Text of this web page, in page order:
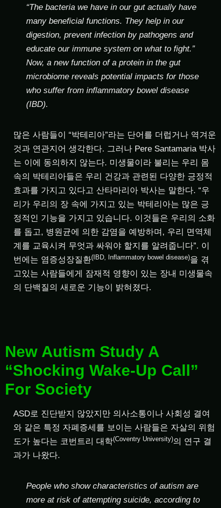
“The bacteria we have in our gut actually have
many beneficial functions. They help in our
digestion, prevent infection by pathogens and
educate our immune system on what to fight.”
Now, a new function of a protein in the gut
microbiome reveals potential impacts for those
who suffer from inflammatory bowel disease
(IBD).
많은 사람들이 “박테리아”라는 단어를 더럽거나 역겨운
것과 연관지어 생각한다. 그러나 Pere Santamaria 박사
는 이에 동의하지 않는다. 미생물이라 불리는 우리 몸
속의 박테리아들은 우리 건강과 관련된 다양한 긍정적
효과를 가지고 있다고 산타마리아 박사는 말한다. “우
리가 우리의 장 속에 가지고 있는 박테리아는 많은 긍
정적인 기능을 가지고 있습니다. 이것들은 우리의 소화
를 돕고, 병원균에 의한 감염을 예방하며, 우리 면역체
계를 교육시켜 무엇과 싸워야 할지를 알려줍니다”. 이
번에는 염증성장질환(IBD, Inflammatory bowel disease)을 겪
고있는 사람들에게 잠재적 영향이 있는 장내 미생물속
의 단백질의 새로운 기능이 밝혀졌다.
New Autism Study A
“Shocking Wake-Up Call”
For Society
ASD로 진단받지 않았지만 의사소통이나 사회성 결여
와 같은 특정 자폐증세를 보이는 사람들은 자살의 위험
도가 높다는 코번트리 대학(Coventry University)의 연구 결
과가 나왔다.
People who show characteristics of autism are
more at risk of attempting suicide, according to